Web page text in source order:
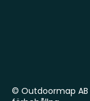
© Outdoormap